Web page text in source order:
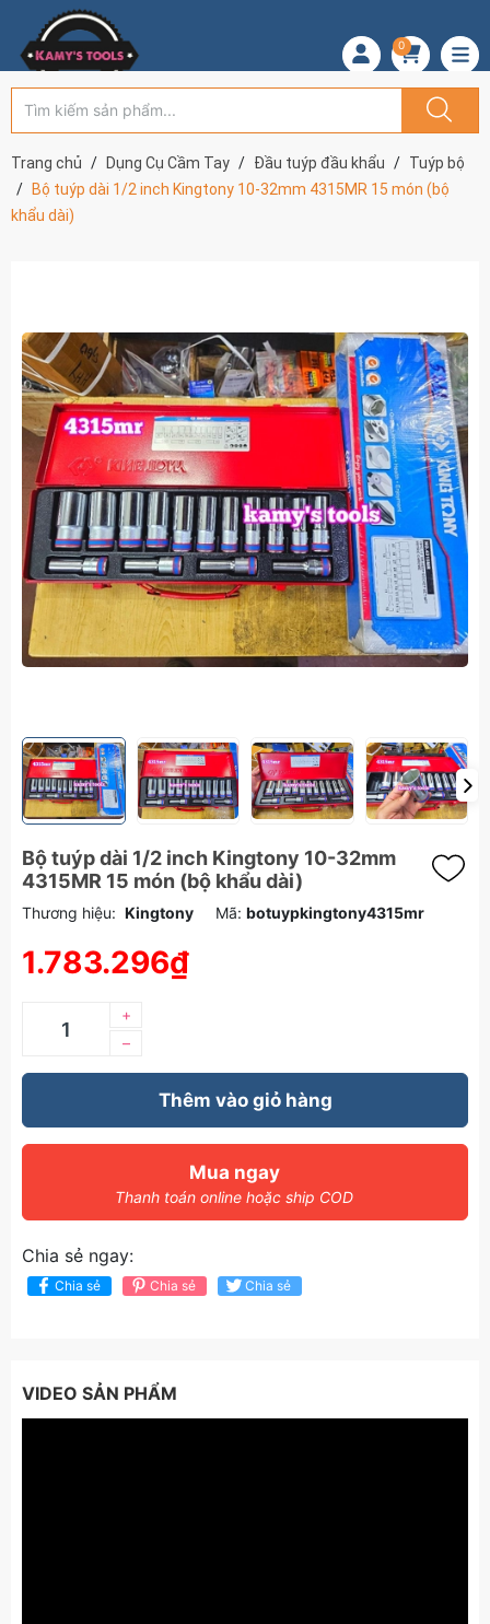
0
Trang chủ Dụng Cụ Cầm Tay Đầu tuýp đầu khẩu
Tuýp bộ
Bộ tuýp dài 1/2 inch Kingtony 10-32mm 4315MR 15 món (bộ
khẩu dài)
Bộ tuýp dài 1/2 inch Kingtony 10-32mm
4315MR 15 món (bộ khẩu dài)
Thương hiệu: Kingtony Mã: botuypkingtony4315mr
1.783.296₫
–
+
Thêm vào giỏ hàng
Mua ngay
Thanh toán online hoặc ship COD
Chia sẻ ngay:
Chia sẻ Chia sẻ Chia sẻ
VIDEO SẢN PHẨM